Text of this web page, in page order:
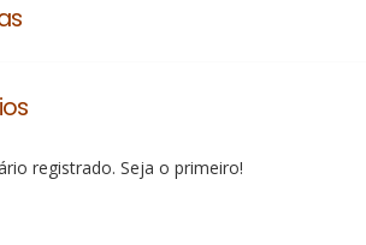
registrado. Seja o primeiro!